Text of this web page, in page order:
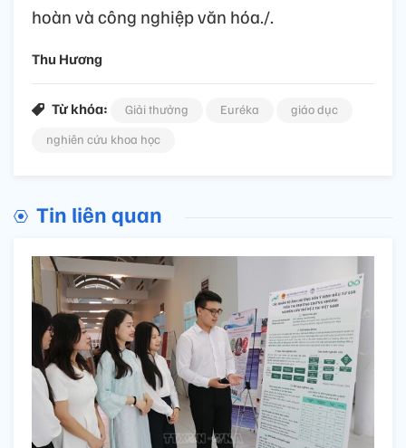
hoàn và công nghiệp văn hóa./.
Thu Hương
Từ khóa: Giải thưởng Euréka
giáo dục
nghiên cứu khoa học
Tin liên quan